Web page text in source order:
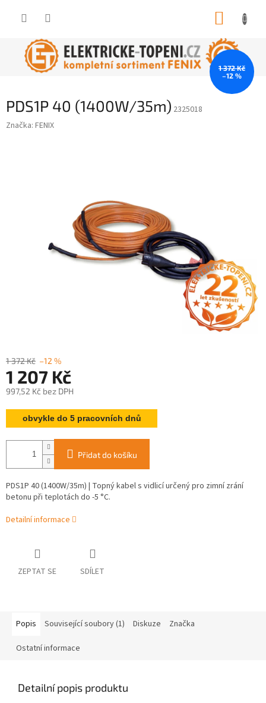
PDS1P 40 (1400W/35m) 2325018
Značka: FENIX
1 372 Kč
–12 %
1 372 Kč –12 %
1 207 Kč
997,52 Kč bez DPH
Měrná
cena:obvykle do 5 pracovních dnů
Přidat do košíku
PDS1P 40 (1400W/35m) | Topný kabel s vidlicí určený pro zimní zrání
betonu při teplotách do -5 °C.
Detailní informace
ZEPTAT SE SDÍLET
Popis Související soubory (1) Diskuze Značka
Ostatní informace
Detailní popis produktu